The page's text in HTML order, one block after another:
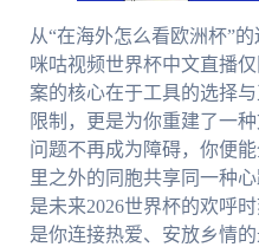
从“在海外怎么看欧洲杯”
咪咕视频世界杯中文直播
案的核心在于工具的选择
限制，更是为你重建了一
问题不再成为障碍，你便
里之外的同胞共享同一种
是未来2026世界杯的欢呼
是你连接热爱、安放乡情的